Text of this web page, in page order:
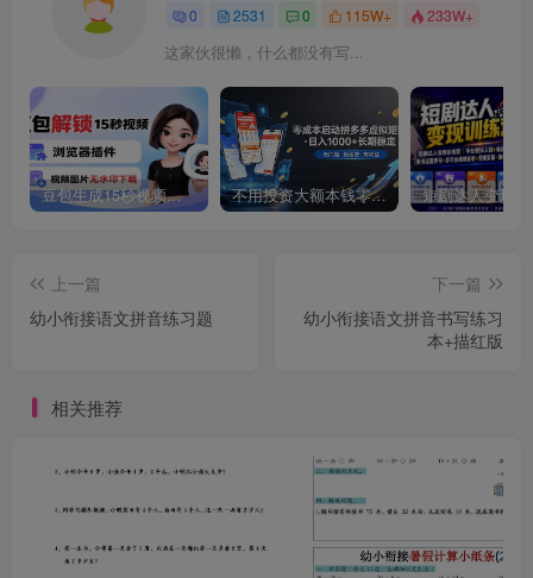
0 2531 0 115W+ 233W+
这家伙很懒，什么都没有写...
豆包生成15秒视频——浏览器插件：豆包/Dola 视频图片无水印下载 + 解锁15秒视频生成 不用投资大额本钱零成本启动，做拼多多虚拟矩阵，长期稳定！轻松维持日入 1000
上一篇
幼小衔接语文拼音练习题
下一篇
幼小衔接语文拼音书写练习
本+描红版
相关推荐